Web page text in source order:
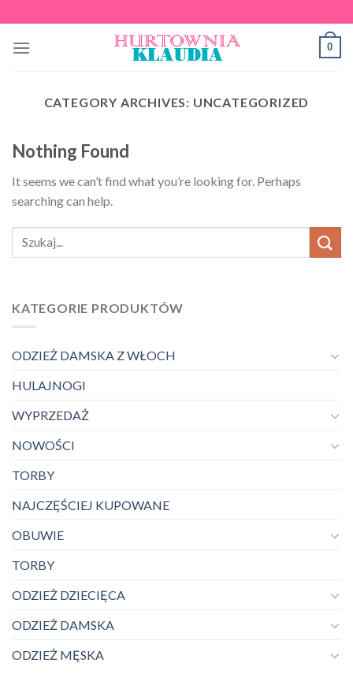
to
content
0
CATEGORY ARCHIVES: UNCATEGORIZED
Nothing Found
It seems we can’t find what you’re looking for. Perhaps
searching can help.
KATEGORIE PRODUKTÓW
ODZIEŻ DAMSKA Z WŁOCH
HULAJNOGI
WYPRZEDAŻ
NOWOŚCI
TORBY
NAJCZĘŚCIEJ KUPOWANE
OBUWIE
TORBY
ODZIEŻ DZIECIĘCA
ODZIEŻ DAMSKA
ODZIEŻ MĘSKA